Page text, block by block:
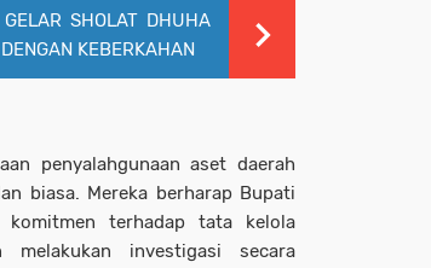
SHOLAT DHUHA
KEBERKAHAN
penyalahgunaan aset daerah
biasa. Mereka berharap Bupati
komitmen terhadap tata kelola
melakukan investigasi secara